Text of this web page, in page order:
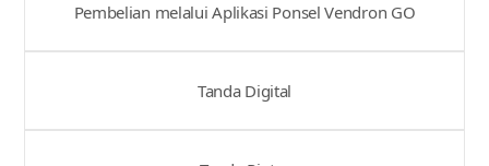
Pembelian melalui Aplikasi Ponsel Vendron GO
Tanda Digital